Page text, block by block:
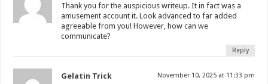
Thank you for the auspicious writeup. It in fact was a
amusement account it. Look advanced to far added
agreeable from you! However, how can we
communicate?
Reply
Gelatin Trick November 10, 2025 at 11:33 pm